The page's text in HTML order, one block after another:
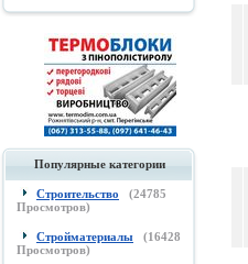
Популярные категории
Строительство (24785
Просмотров)
Стройматериалы (16428
Просмотров)